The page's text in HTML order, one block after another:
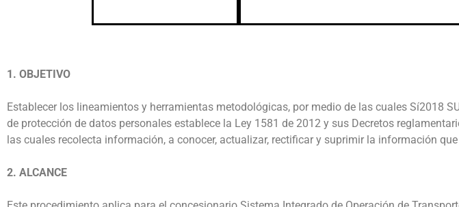
1. OBJETIVO
Establecer los lineamientos y herramientas metodológicas, por medio de las cuales Sí2018
de protección de datos personales establece la Ley 1581 de 2012 y sus Decretos
las cuales recolecta información, a conocer, actualizar, rectificar y suprimir la información
2. ALCANCE